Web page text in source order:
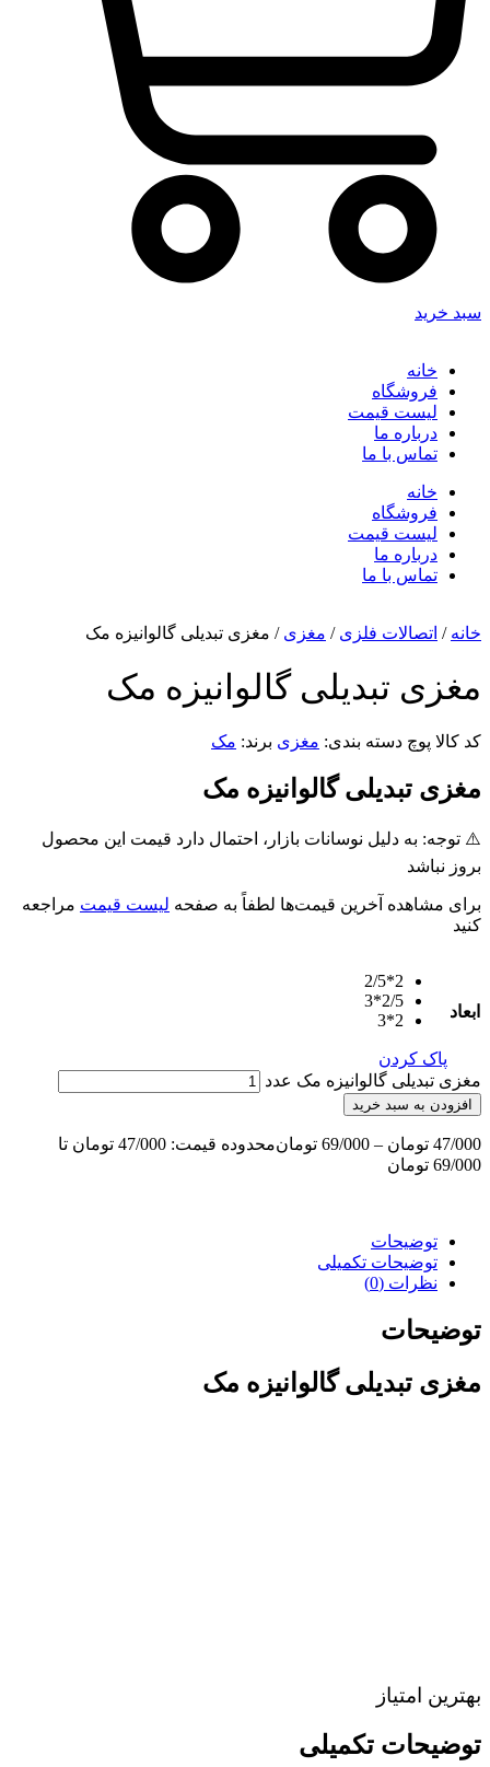
سبد خرید
خانه
فروشگاه
لیست قیمت
درباره ما
تماس با ما
خانه
فروشگاه
لیست قیمت
درباره ما
تماس با ما
خانه / اتصالات فلزی / مغزی / مغزی تبدیلی گالوانیزه مک
مغزی تبدیلی گالوانیزه مک
کد کالا پوچ دسته بندی: مغزی برند: مک
مغزی تبدیلی گالوانیزه مک
⚠️ توجه: به دلیل نوسانات بازار، احتمال دارد قیمت این محصول
بروز نباشد
برای مشاهده آخرین قیمت‌ها لطفاً به صفحه لیست قیمت مراجعه
کنید
ابعاد
2*2/5
2/5*3
2*3
پاک کردن
مغزی تبدیلی گالوانیزه مک عدد
افزودن به سبد خرید
47/000 تومان –
69/000 تومان
محدوده قیمت: 47/000 تومان تا
69/000 تومان
توضیحات
توضیحات تکمیلی
نظرات (0)
توضیحات
مغزی تبدیلی گالوانیزه مک
بهترین امتیاز
توضیحات تکمیلی